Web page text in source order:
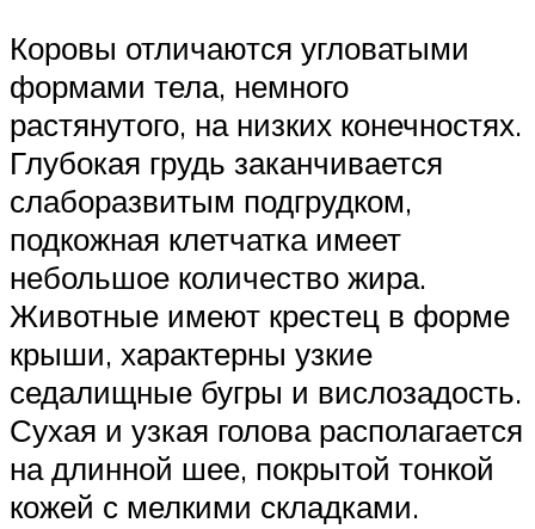
Коровы отличаются угловатыми
формами тела, немного
растянутого, на низких конечностях.
Глубокая грудь заканчивается
слаборазвитым подгрудком,
подкожная клетчатка имеет
небольшое количество жира.
Животные имеют крестец в форме
крыши, характерны узкие
седалищные бугры и вислозадость.
Сухая и узкая голова располагается
на длинной шее, покрытой тонкой
кожей с мелкими складками.